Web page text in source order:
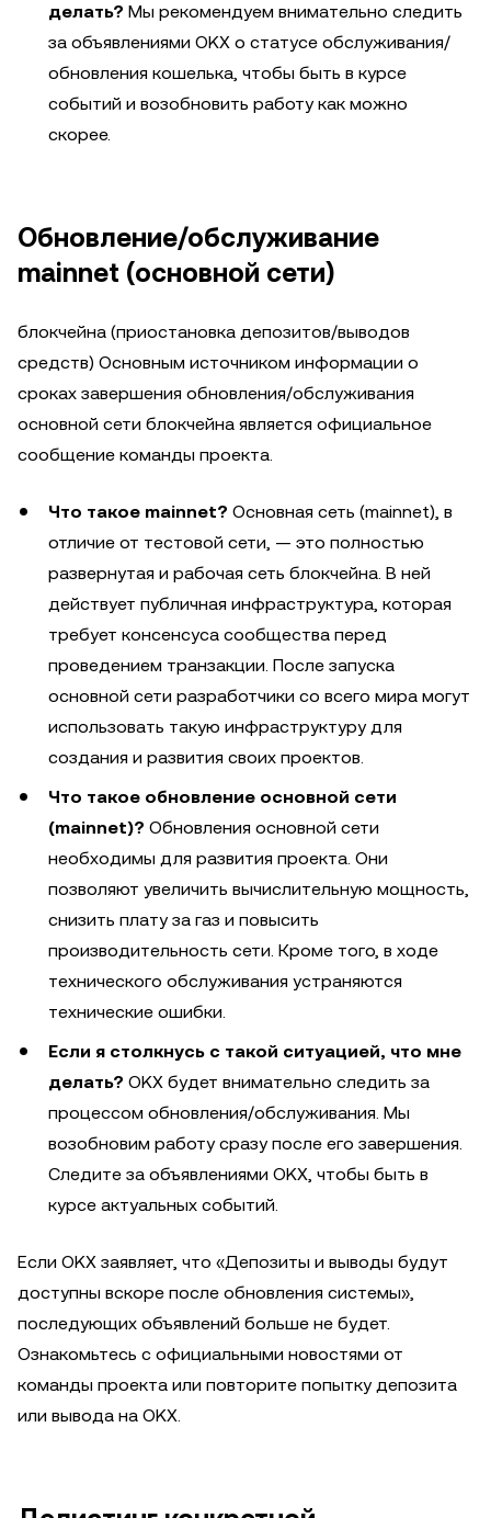
делать? Мы рекомендуем внимательно следить
за объявлениями OKX о статусе обслуживания/
обновления кошелька, чтобы быть в курсе
событий и возобновить работу как можно
скорее.
Обновление/обслуживание
mainnet (основной сети)
блокчейна (приостановка депозитов/выводов
средств) Основным источником информации о
сроках завершения обновления/обслуживания
основной сети блокчейна является официальное
сообщение команды проекта.
Что такое mainnet? Основная сеть (mainnet), в
отличие от тестовой сети, — это полностью
развернутая и рабочая сеть блокчейна. В ней
действует публичная инфраструктура, которая
требует консенсуса сообщества перед
проведением транзакции. После запуска
основной сети разработчики со всего мира могут
использовать такую инфраструктуру для
создания и развития своих проектов.
Что такое обновление основной сети
(mainnet)? Обновления основной сети
необходимы для развития проекта. Они
позволяют увеличить вычислительную мощность,
снизить плату за газ и повысить
производительность сети. Кроме того, в ходе
технического обслуживания устраняются
технические ошибки.
Если я столкнусь с такой ситуацией, что мне
делать? OKX будет внимательно следить за
процессом обновления/обслуживания. Мы
возобновим работу сразу после его завершения.
Следите за объявлениями OKX, чтобы быть в
курсе актуальных событий.
Если OKX заявляет, что «Депозиты и выводы будут
доступны вскоре после обновления системы»,
последующих объявлений больше не будет.
Ознакомьтесь с официальными новостями от
команды проекта или повторите попытку депозита
или вывода на OKX.